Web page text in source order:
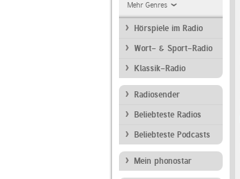
Mehr Genres
Hörspiele im Radio
Wort- & Sport-Radio
Klassik-Radio
Radiosender
Beliebteste Radios
Beliebteste Podcasts
Mein phonostar